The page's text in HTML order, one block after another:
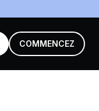
COMMENCEZ